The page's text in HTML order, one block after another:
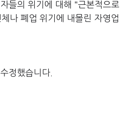
들의 위기에 대해 "근본적으로
나 폐업 위기에 내몰린 자영업
정했습니다.